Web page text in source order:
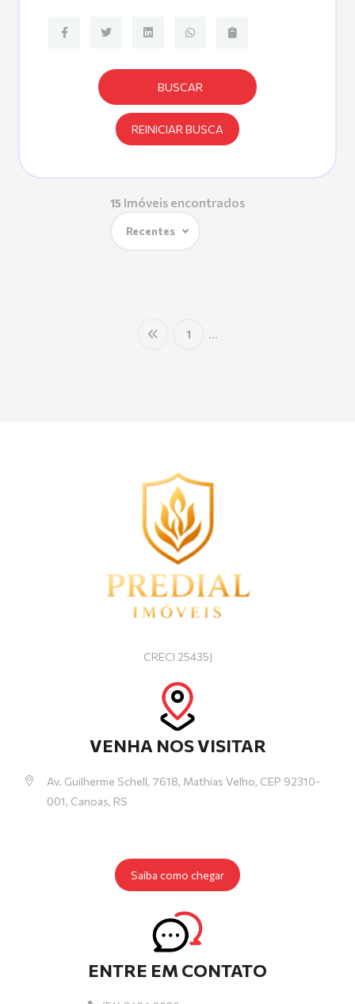
BUSCAR
REINICIAR BUSCA
15 Imóveis encontrados
Recentes
1 ...
CRECI 25435J
VENHA NOS VISITAR
Av. Guilherme Schell, 7618, Mathias Velho, CEP 92310-
001, Canoas, RS
Saiba como chegar
ENTRE EM CONTATO